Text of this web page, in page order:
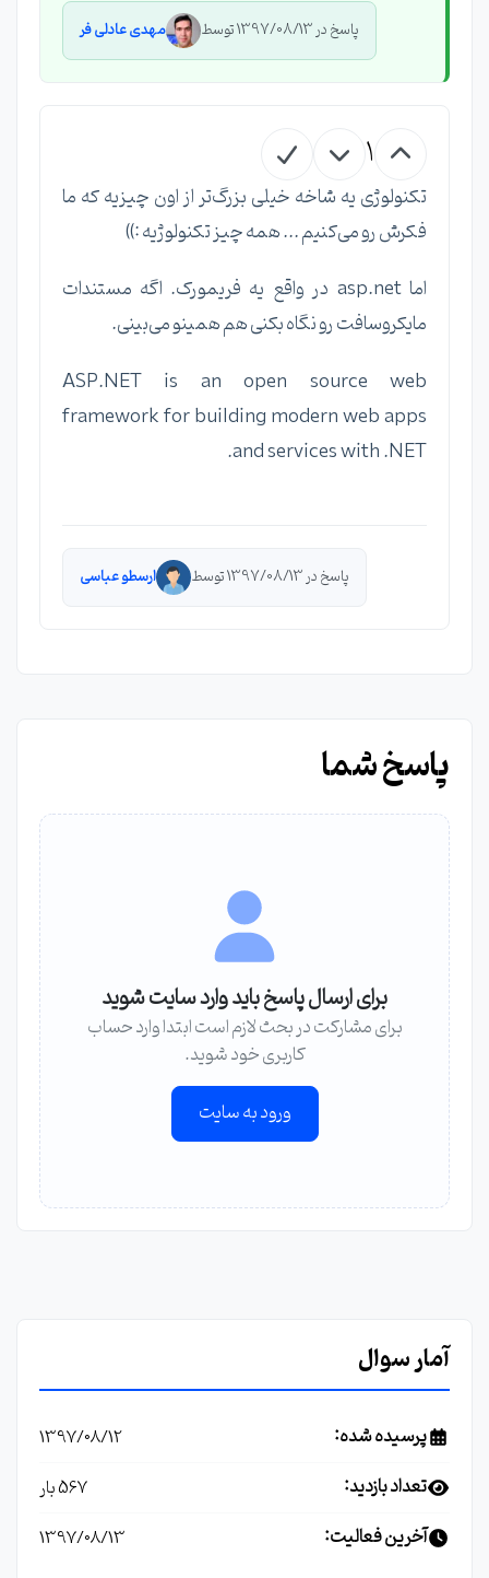
پاسخ در 1397/08/13 توسط مهدی عادلی فر
1
تکنولوژی یه شاخه خیلی بزرگ‌تر از اون چیزیه که ما
فکرش رو می‌کنیم ... همه چیز تکنولوژیه :))
اما asp.net در واقع یه فریمورک. اگه مستندات
مایکروسافت رو نگاه بکنی هم همینو می‌بینی.
ASP.NET is an open source web
framework for building modern web apps
and services with .NET.
پاسخ در 1397/08/13 توسط ارسطو عباسی
پاسخ شما
برای ارسال پاسخ باید وارد سایت شوید
برای مشارکت در بحث لازم است ابتدا وارد حساب
کاربری خود شوید.
ورود به سایت
آمار سوال
پرسیده شده: 1397/08/12
تعداد بازدید: 567 بار
آخرین فعالیت: 1397/08/13